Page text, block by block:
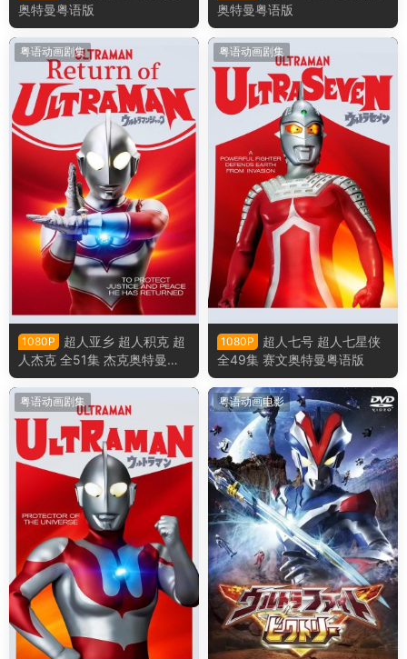
奥特曼粤语版
奥特曼粤语版
粤语动画剧集
1080P
超人亚乡 超人积克 超
人杰克 全51集 杰克奥特曼粤
语版
粤语动画剧集
1080P
超人七号 超人七星侠
全49集 赛文奥特曼粤语版
粤语动画剧集 粤语动画电影